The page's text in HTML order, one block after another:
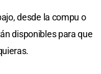
desde la compu o
disponibles para que